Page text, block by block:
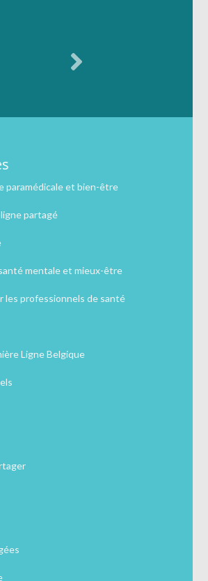
paramédicale et bien-être
partagé
mentale et mieux-être
les professionnels de santé
Ligne Belgique